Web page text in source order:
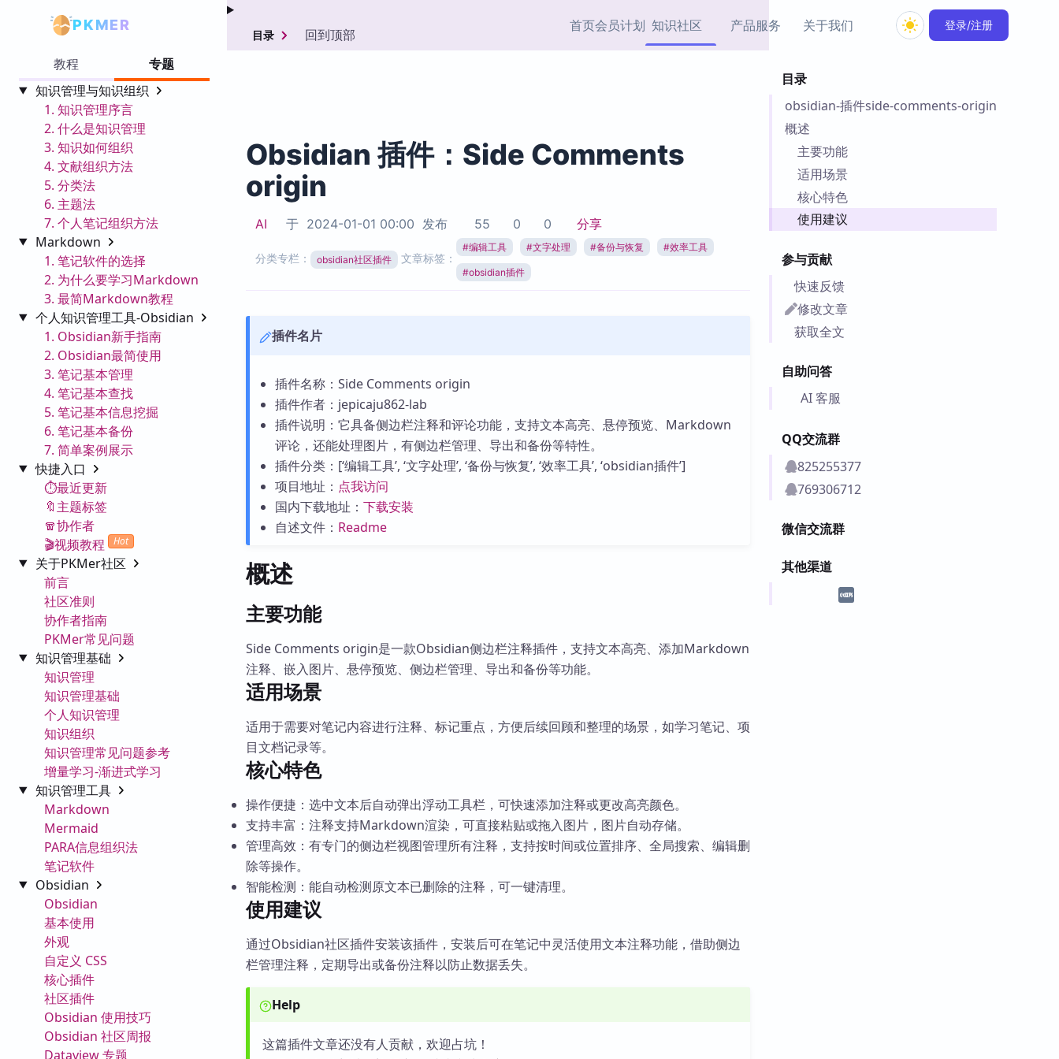
PKMER 首页会员计划 知识社区
协作者
Zotero 专题
Obsidian 专题
产品服务
Zotero 插件
Zotero 插件资源与加速
挂件集市
Obsidian 教程
关于我们 登录/注册
教程
专题
知识管理与知识组织
1. 知识管理序言
2. 什么是知识管理
3. 知识如何组织
4. 文献组织方法
5. 分类法
6. 主题法
7. 个人笔记组织方法
Markdown
1. 笔记软件的选择
2. 为什么要学习Markdown
3. 最简Markdown教程
个人知识管理工具-Obsidian
1. Obsidian新手指南
2. Obsidian最简使用
3. 笔记基本管理
4. 笔记基本查找
5. 笔记基本信息挖掘
6. 笔记基本备份
7. 简单案例展示
快捷入口
⏱️最近更新
🔖主题标签
🧣协作者
🎬视频教程
Hot
关于PKMer社区
前言
社区准则
协作者指南
PKMer常见问题
知识管理基础
知识管理
知识管理基础
个人知识管理
知识组织
知识管理常见问题参考
增量学习-渐进式学习
知识管理工具
Markdown
Mermaid
PARA信息组织法
笔记软件
Obsidian
Obsidian
基本使用
外观
自定义 CSS
核心插件
社区插件
Obsidian 使用技巧
Obsidian 社区周报
Dataview 专题
目录
obsidian-插件side-comments-origin
概述
主要功能
适用场景
核心特色
使用建议
参与贡献
快速反馈
修改文章
获取全文
自助问答
AI 客服
QQ交流群
825255377
769306712
微信交流群
其他渠道
目录 回到顶部
Obsidian 插件：Side Comments
origin
AI 于 2024-01-01 00:00 发布 55 0 0 分享
分类专栏： obsidian社区插件 文章标签：
#编辑工具 #文字处理 #备份与恢复 #效率工具
#obsidian插件
插件名片
插件名称：Side Comments origin
插件作者：jepicaju862-lab
插件说明：它具备侧边栏注释和评论功能，支持文本高亮、悬停预览、Markdown
评论，还能处理图片，有侧边栏管理、导出和备份等特性。
插件分类：[‘编辑工具’, ‘文字处理’, ‘备份与恢复’, ‘效率工具’, ‘obsidian插件’]
项目地址： 点我访问
国内下载地址： 下载安装
自述文件： Readme
概述
主要功能
Side Comments origin是一款Obsidian侧边栏注释插件，支持文本高亮、添加Markdown
注释、嵌入图片、悬停预览、侧边栏管理、导出和备份等功能。
适用场景
适用于需要对笔记内容进行注释、标记重点，方便后续回顾和整理的场景，如学习笔记、项
目文档记录等。
核心特色
操作便捷：选中文本后自动弹出浮动工具栏，可快速添加注释或更改高亮颜色。
支持丰富：注释支持Markdown渲染，可直接粘贴或拖入图片，图片自动存储。
管理高效：有专门的侧边栏视图管理所有注释，支持按时间或位置排序、全局搜索、编辑删
除等操作。
智能检测：能自动检测原文本已删除的注释，可一键清理。
使用建议
通过Obsidian社区插件安装该插件，安装后可在笔记中灵活使用文本注释功能，借助侧边
栏管理注释，定期导出或备份注释以防止数据丢失。
Help
这篇插件文章还没有人贡献，欢迎占坑！